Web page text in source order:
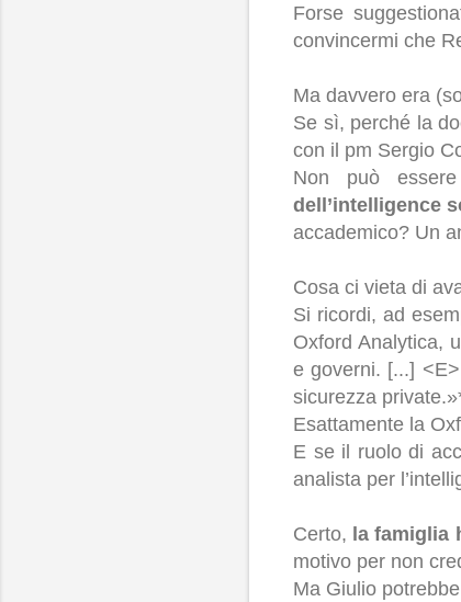
Forse
convincermi che
Ma davvero era
Se sì, perché la
con il pm Sergio
Non può
dell’intelligence
accademico? Un
Cosa ci vieta di
Si ricordi, ad
Oxford Analytica,
e governi. [...]
sicurezza
Esattamente la
E se il ruolo di
analista per
Certo, la famiglia
motivo per non
Ma Giulio